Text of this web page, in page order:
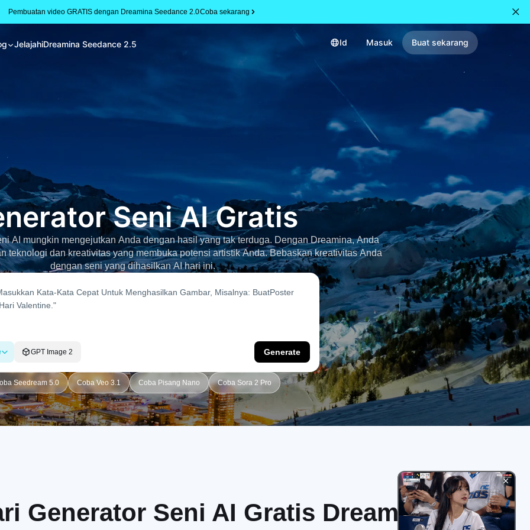
Pembuatan video GRATIS dengan Dreamina Seedance 2.0Coba sekarang
JelajahiDreamina Seedance 2.5 Id Masuk Buat sekarang
Seni AI Gratis
AI mungkin mengejutkan Anda dengan hasil yang tak terduga. Dengan Dreamina, Anda
teknologi dan kreativitas yang membuka potensi artistik Anda. Bebaskan kreativitas Anda
dengan seni yang dihasilkan AI hari ini.
GPT Image 2 Generate
Seedream 5.0 Coba Veo 3.1 Coba Pisang Nano Coba Sora 2 Pro
Generator Seni AI Gratis Dreamina